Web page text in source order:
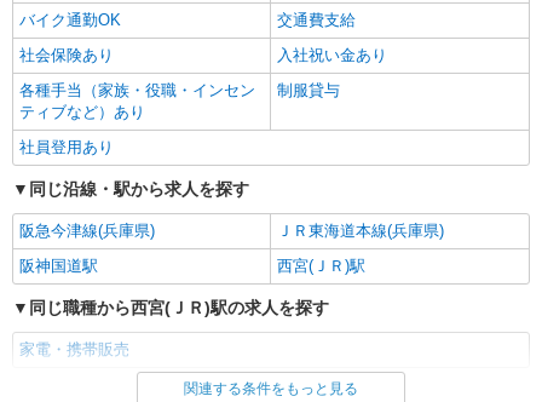
バイク通勤OK
交通費支給
社会保険あり
入社祝い金あり
各種手当（家族・役職・インセン
ティブなど）あり
制服貸与
社員登用あり
同じ沿線・駅から求人を探す
阪急今津線(兵庫県)
ＪＲ東海道本線(兵庫県)
阪神国道駅
西宮(ＪＲ)駅
同じ職種から西宮(ＪＲ)駅の求人を探す
家電・携帯販売
同じ雇用形態から西宮(ＪＲ)駅の求人を探す
関連する条件をもっと見る